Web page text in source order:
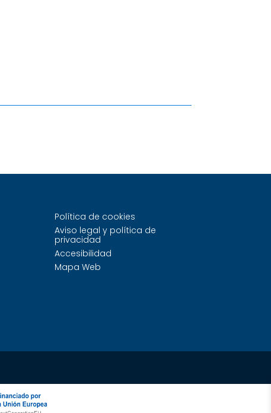
Política de cookies
Aviso legal y política de
privacidad
Accesibilidad
Mapa Web